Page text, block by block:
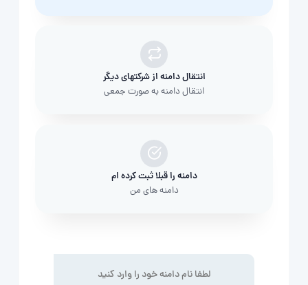
انتقال دامنه از شرکتهای دیگر
انتقال دامنه به صورت جمعی
دامنه را قبلا ثبت کرده ام
دامنه های من